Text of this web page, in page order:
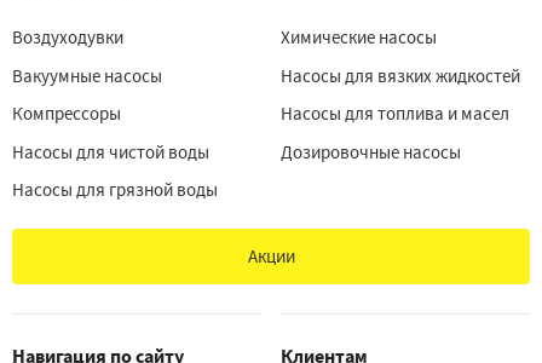
Воздуходувки
Вакуумные насосы
Компрессоры
Насосы для чистой воды
Насосы для грязной воды
Химические насосы
Насосы для вязких жидкостей
Насосы для топлива и масел
Дозировочные насосы
Акции
Навигация по сайту Клиентам